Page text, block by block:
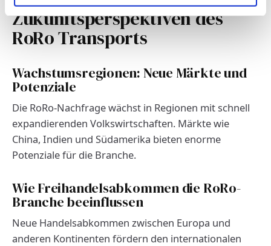
Zukunftsperspektiven des
RoRo Transports
Wachstumsregionen: Neue Märkte und
Potenziale
Die RoRo-Nachfrage wächst in Regionen mit schnell
expandierenden Volkswirtschaften. Märkte wie
China, Indien und Südamerika bieten enorme
Potenziale für die Branche.
Wie Freihandelsabkommen die RoRo-
Branche beeinflussen
Neue Handelsabkommen zwischen Europa und
anderen Kontinenten fördern den internationalen